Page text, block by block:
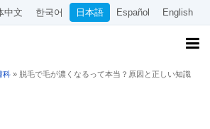
中文 한국어 日本語 Español English
科 » 脱毛で毛が濃くなるって本当？原因と正しい知識